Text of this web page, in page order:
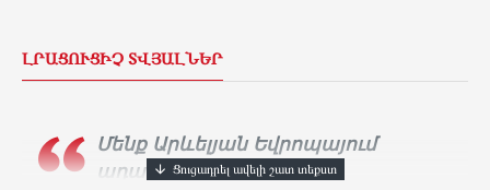
ԼՐԱՑՈՒՑԻՉ ՏՎՅԱԼՆԵՐ
Մենք Արևելյան Եվրոպայում
ադամանդե գործիքների